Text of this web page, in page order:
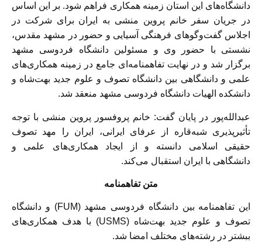
دانشگاه‌های اين استان زمینه همکاری فراهم شود. بر اين اساس
در جريان سفر خانم پروین منشی به ايران برای شركت در
اجلاس گفت‌وگوهای فرهنگی آسیایی و حضور در مشهد مقدس،
نشستی با حضور وی و مسئولین دانشگاه فردوسی مشهد
برگزار شد و در نهايت تفاهمنامه‌ای جامع در زمینه همکاری‌های
علمی و دانشگاهی بین دانشگاه تصوف و علوم جدید بهت‌شاه و
دانشکده الهیات دانشگاه فردوسی مشهد منعقد شد.
عبدالله‌پور در پايان گفت: خانم پروفسور پروین منشی با توجه
تأثیرپذیری شبه‌قاره از عرفای ایرانی، ایران را مهد تصوف
حقیقی اسلامی دانسته و از ایجاد همکاری‌های علمی و
دانشگاهی با ایران استقبال می‌كند.
متن تفاهمنامه
این تفاهمنامه بین دانشگاه فردوسی مشهد (FUM) و دانشگاه
تصوف و علوم جدید بهت‌شاه (USMS) با هدف همکاری‌های
ببشتر در رشته‌های مختلف امضا شد.